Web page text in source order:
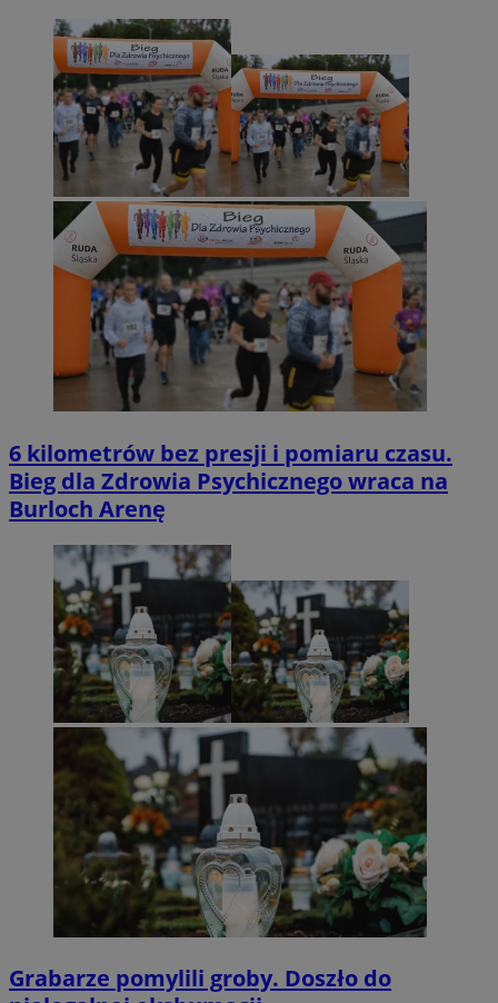
6 kilometrów bez presji i pomiaru czasu.
Bieg dla Zdrowia Psychicznego wraca na
Burloch Arenę
Grabarze pomylili groby. Doszło do